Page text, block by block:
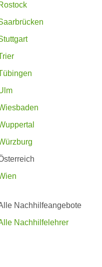
Nachhilfeangebote
Nachhilfelehrer